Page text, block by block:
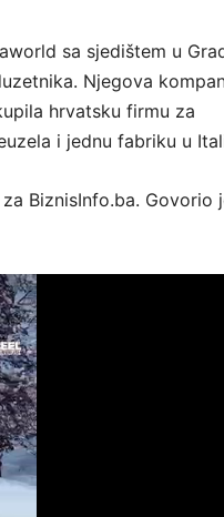
sa sjedištem u
Njegova
hrvatsku firmu za
i jednu fabriku u
BiznisInfo.ba. Govorio